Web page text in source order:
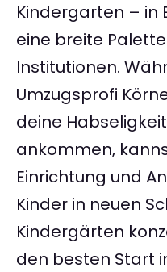
Kindergarten – in
eine breite
Institutionen.
Umzugsprofi
deine
ankommen,
Einrichtung und
Kinder in neuen
Kindergärten
den besten Start